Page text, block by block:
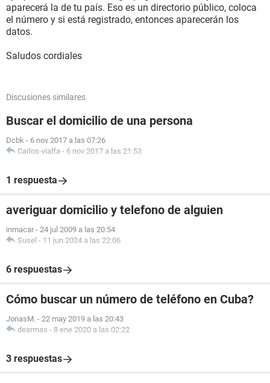
aparecerá la de tu país. Eso es un directorio público, coloca
el número y si está registrado, entonces aparecerán los
datos.
Saludos cordiales
Discusiones similares
Buscar el domicilio de una persona
Dcbk - 6 nov 2017 a las 07:26
Carlos-vialfa - 6 nov 2017 a las 21:53
1 respuesta
averiguar domicilio y telefono de alguien
inmacar - 24 jul 2009 a las 20:54
Susel - 11 jun 2024 a las 22:06
6 respuestas
Cómo buscar un número de teléfono en Cuba?
JonasM. - 22 may 2019 a las 20:43
dearmas - 8 ene 2020 a las 02:22
3 respuestas